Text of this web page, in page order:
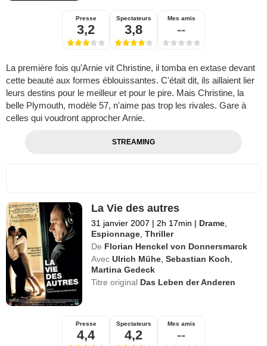
Presse
3,2
Spectateurs
3,8
Mes amis
--
La première fois qu'Arnie vit Christine, il tomba en extase devant
cette beauté aux formes éblouissantes. C'était dit, ils aillaient lier
leurs destins pour le meilleur et pour le pire. Mais Christine, la
belle Plymouth, modèle 57, n'aime pas trop les rivales. Gare à
celles qui voudront approcher Arnie.
STREAMING
La Vie des autres
31 janvier 2007 | 2h 17min | Drame
Espionnage ,Thriller
De Florian Henckel von Donnersmarck
Avec Ulrich Mühe ,Sebastian Koch
Martina Gedeck
Titre original Das Leben der Anderen
Presse
4,4
Spectateurs
4,2
Mes amis
--